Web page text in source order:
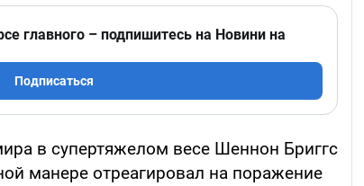
главного – подпишитесь на Новини на
Подписаться
в супертяжелом весе Шеннон Бриггс
манере отреагировал на поражение